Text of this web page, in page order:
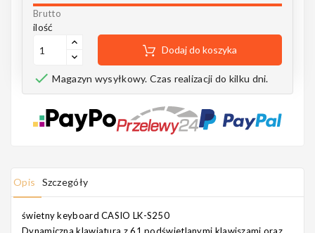
MAHILELE
Ortega
Usługi
Brutto
ilość
Dodaj do koszyka
 Magazyn wysyłkowy. Czas realizacji do kilku dni.
Opis Szczegóły
świetny keyboard CASIO LK-S250
Dynamiczna klawiatura z 61 podświetlanymi klawiszami oraz